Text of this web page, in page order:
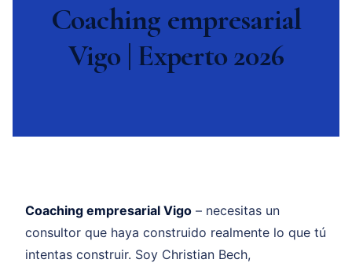
Coaching empresarial
Vigo | Experto 2026
Coaching empresarial Vigo – necesitas un
consultor que haya construido realmente lo que tú
intentas construir. Soy Christian Bech,